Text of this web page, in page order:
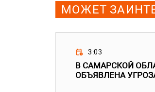
МОЖЕТ
3:03
В САМАРСКОЙ
ОБЪЯВЛЕНА